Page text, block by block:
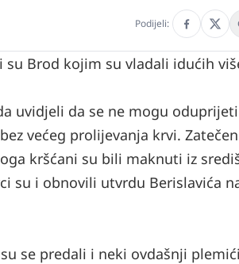
Podijeli:
su Brod kojim su vladali idućih
uvidjeli da se ne mogu oduprijeti
većeg prolijevanja krvi.
kršćani su bili maknuti iz
su i obnovili utvrdu Berislavića
se predali i neki ovdašnji